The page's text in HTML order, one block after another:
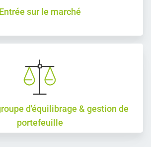
Entrée sur le marché
d'équilibrage & gestion de
portefeuille